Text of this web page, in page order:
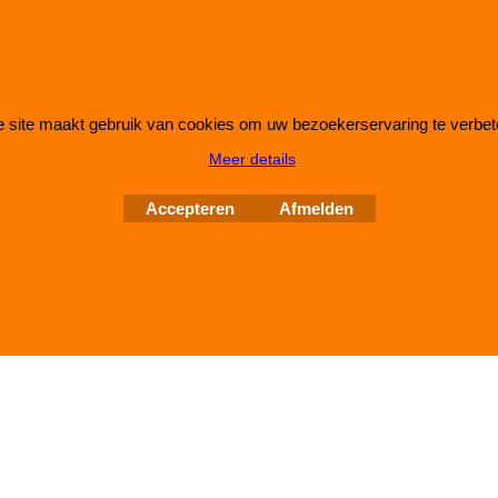
software.
site maakt gebruik van cookies om uw bezoekerservaring te
Meer details
Accepteren Afmelden